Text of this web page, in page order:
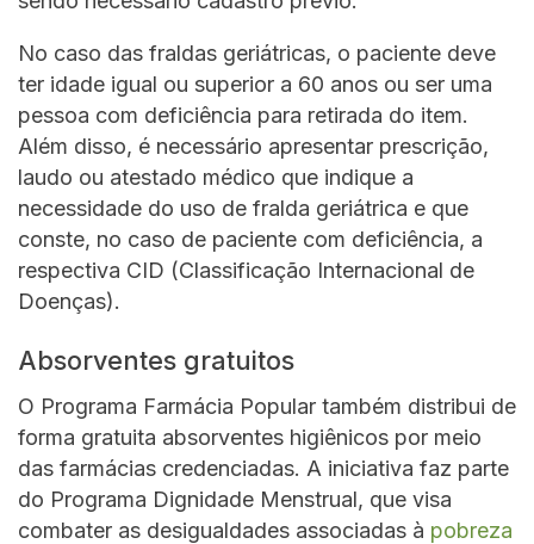
No caso das fraldas geriátricas, o paciente deve
ter idade igual ou superior a 60 anos ou ser uma
pessoa com deficiência para retirada do item.
Além disso, é necessário apresentar prescrição,
laudo ou atestado médico que indique a
necessidade do uso de fralda geriátrica e que
conste, no caso de paciente com deficiência, a
respectiva CID (Classificação Internacional de
Doenças).
Absorventes gratuitos
O Programa Farmácia Popular também distribui de
forma gratuita absorventes higiênicos por meio
das farmácias credenciadas. A iniciativa faz parte
do Programa Dignidade Menstrual, que visa
combater as desigualdades associadas à pobreza